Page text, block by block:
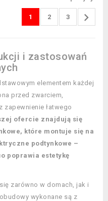
1 2 3 
i zastosowań
elementem każdej
przed zwarciem,
łatwego
ofercie znajdują się
które montuje się na
podtynkowe –
poprawia estetykę
zarówno w domach, jak i
wykonane są z